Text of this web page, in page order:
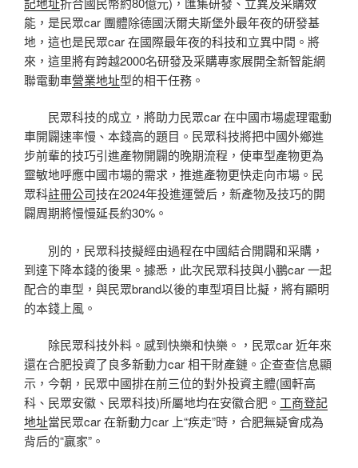
能，是民眾car 團體除德國沃爾夫斯堡外最年夜的研發基
地，這也是民眾car 在國際最年夜的科技和立異中間。將
來，這里將有跨越2000名研發及采購專家展開全新智能網
聯電動車營業地址型的相干任務。
民眾科技的成立，將助力民眾car 在中國市場處理電動
車開闢速率慢、本錢高的題目。民眾科技將把中國外鄉進
步前輩的技巧引進產物開闢的晚期流程，使車型產物更為
靈敏地呼應中國市場的需求，推進產物更快走向市場。民
眾科註冊公司技在2024年投進運營后，新產物及技巧的開
闢周期將慢慢延長約30%。
別的，民眾科技擬經由過程在中國結合開闢和采購，
到達下降本錢的後果。據悉，此次民眾科技與小鵬car 一起
配合的車型，與民眾brand以後的車型項目比擬，將有顯明
的本錢上風。
除民眾科技外料。感到快樂和快樂。，民眾car 近年來
還在合肥投資了良多新動力car 相干財產鏈。企查查信息顯
示，今朝，民眾中國排在前三位的對外投資主體(國軒高
科、民眾安徽、民眾科技)所屬地均在安徽合肥。 工商登記
地址當民眾car 在新動力car 上“疾走”時，合肥無疑會成為
背后的“贏家”。